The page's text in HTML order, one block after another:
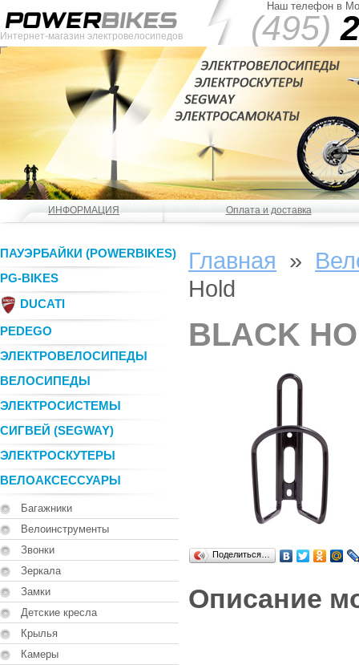
Интернет-магазин электровелосипедов
Наш телефон в
(495)
ИНФОРМАЦИЯ Оплата и доставка
ПАУЭРБАЙКИ (POWERBIKES)
PG-BIKES
DUCATI
PEDEGO
ЭЛЕКТРОВЕЛОСИПЕДЫ
ВЕЛОСИПЕДЫ
ЭЛЕКТРОСИСТЕМЫ
СИГВЕЙ (SEGWAY)
ЭЛЕКТРОСКУТЕРЫ
ВЕЛОАКСЕССУАРЫ
Багажники
Велоинструменты
Звонки
Зеркала
Замки
Детские кресла
Крылья
Камеры
Главная »
Hold
BLACK
Поделиться…
Описание